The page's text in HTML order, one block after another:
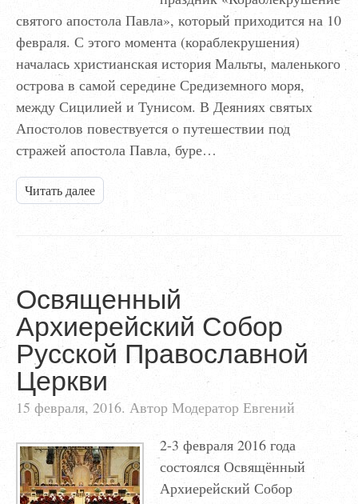
святого апостола Павла», который приходится на 10
февраля. С этого момента (кораблекрушения)
началась христианская история Мальты, маленького
острова в самой середине Средиземного моря,
между Сицилией и Тунисом. В Деяниях святых
Апостолов повествуется о путешествии под
стражей апостола Павла, буре…
Читать далее
Освященный
Архиерейский Собор
Русской Православной
Церкви
15 февраля, 2016. Автор Модератор Евгений
2-3 февраля 2016 года
состоялся Освящённый
Архиерейский Собор